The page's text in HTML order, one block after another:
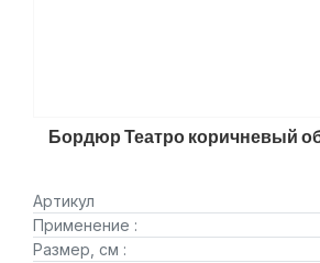
Бордюр Театро коричневый
Артикул
Применение :
Размер, см :